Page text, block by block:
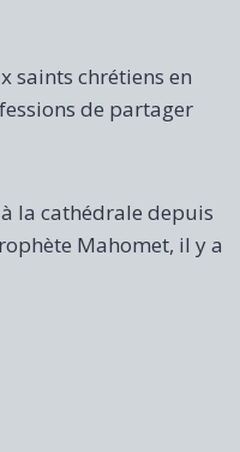
saints chrétiens en
de partager
la cathédrale depuis
Mahomet, il y a